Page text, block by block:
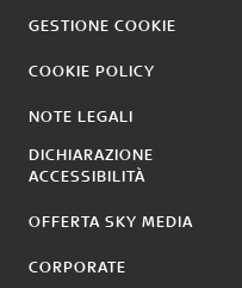
GESTIONE COOKIE
COOKIE POLICY
NOTE LEGALI
DICHIARAZIONE
ACCESSIBILITÀ
OFFERTA SKY MEDIA
CORPORATE